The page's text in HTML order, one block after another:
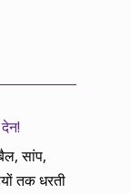
सांप,
तक धरती